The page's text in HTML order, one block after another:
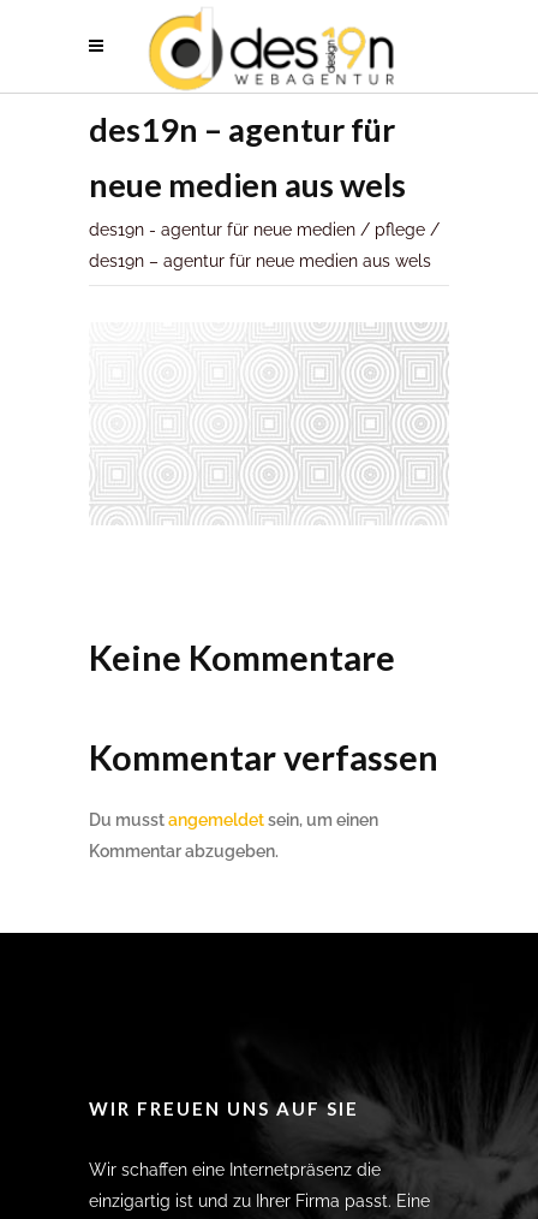
des19n – agentur für
neue medien aus wels
des19n - agentur für neue medien / pflege /
des19n – agentur für neue medien aus wels
Keine Kommentare
Kommentar verfassen
Du musstangemeldetsein, um einen
Kommentar abzugeben.
WIR FREUEN UNS AUF SIE
Wir schaffen eine Internetpräsenz die
einzigartig ist und zu Ihrer Firma passt. Eine